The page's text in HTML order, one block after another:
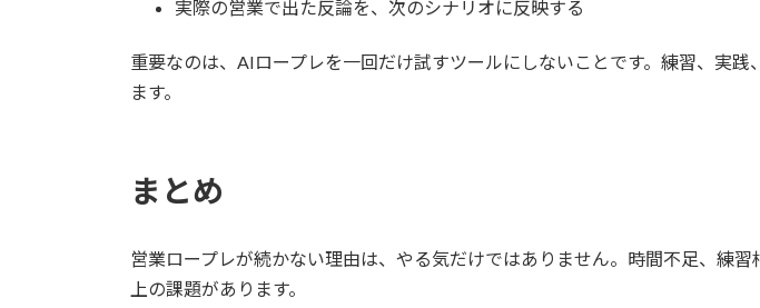
実際の営業で出た反論を、次のシナリオに反映する
重要なのは、AIロープレを一回だけ試すツールにしないことです。練習、実
ます。
まとめ
営業ロープレが続かない理由は、やる気だけではありません。時間不足、練
上の課題があります。